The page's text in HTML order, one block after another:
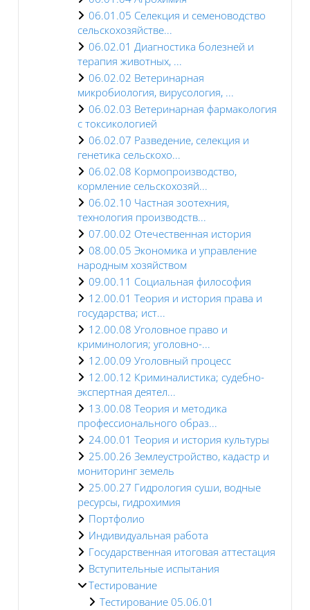
06.01.05 Селекция и семеноводство
сельскохозяйстве...
06.02.01 Диагностика болезней и
терапия животных, ...
06.02.02 Ветеринарная
микробиология, вирусология, ...
06.02.03 Ветеринарная фармакология
с токсикологией
06.02.07 Разведение, селекция и
генетика сельскохо...
06.02.08 Кормопроизводство,
кормление сельскохозяй...
06.02.10 Частная зоотехния,
технология производств...
07.00.02 Отечественная история
08.00.05 Экономика и управление
народным хозяйством
09.00.11 Социальная философия
12.00.01 Теория и история права и
государства; ист...
12.00.08 Уголовное право и
криминология; уголовно-...
12.00.09 Уголовный процесс
12.00.12 Криминалистика; судебно-
экспертная деятел...
13.00.08 Теория и методика
профессионального образ...
24.00.01 Теория и история культуры
25.00.26 Землеустройство, кадастр и
мониторинг земель
25.00.27 Гидрология суши, водные
ресурсы, гидрохимия
Портфолио
Индивидуальная работа
Государственная итоговая аттестация
Вступительные испытания
Тестирование
Тестирование 05.06.01